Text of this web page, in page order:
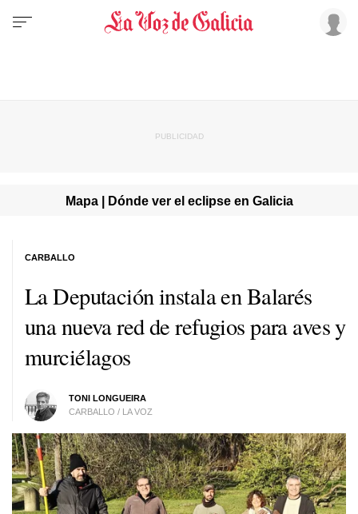
Mapa | Dónde ver el eclipse en Galicia
La Deputación instala en Balarés
una nueva red de refugios para aves y
murciélagos
TONI LONGUEIRA
CARBALLO / LA VOZ
CARBALLO